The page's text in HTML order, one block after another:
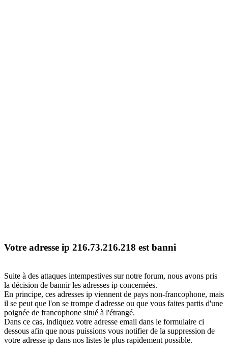
Votre adresse ip 216.73.216.218 est banni
Suite à des attaques intempestives sur notre forum, nous avons pris
la décision de bannir les adresses ip concernées.
En principe, ces adresses ip viennent de pays non-francophone, mais
il se peut que l'on se trompe d'adresse ou que vous faites partis d'une
poignée de francophone situé à l'étrangé.
Dans ce cas, indiquez votre adresse email dans le formulaire ci
dessous afin que nous puissions vous notifier de la suppression de
votre adresse ip dans nos listes le plus rapidement possible.